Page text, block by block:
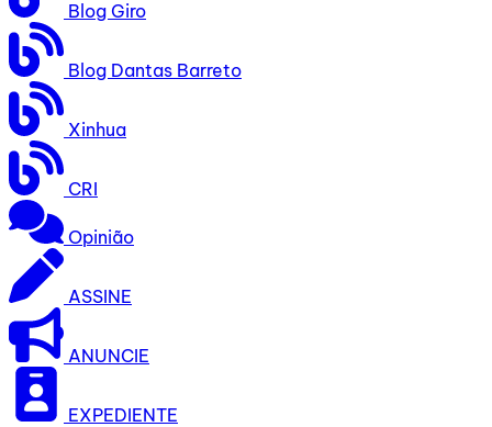
Blog Giro
Blog Dantas Barreto
Xinhua
CRI
Opinião
ASSINE
ANUNCIE
EXPEDIENTE